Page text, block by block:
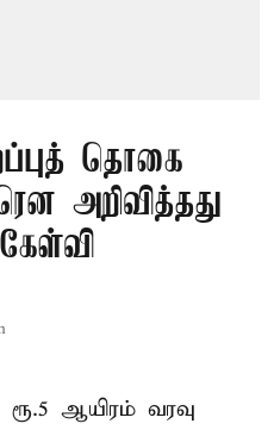
தொகை
அறிவித்தது
ஆயிரம் வரவு